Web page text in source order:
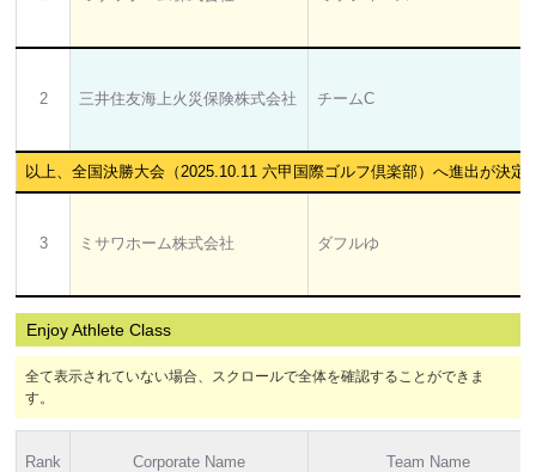
2 三井住友海上火災保険株式会社 チームC
以上、全国決勝大会（2025.10.11 六甲国際ゴルフ倶楽部）へ進出が決定
3 ミサワホーム株式会社 ダフルゆ
Enjoy Athlete Class
全て表示されていない場合、スクロールで全体を確認することができま
す。
Rank Corporate Name Team Name